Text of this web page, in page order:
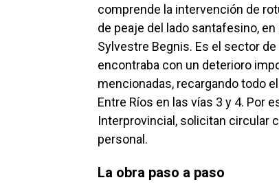
comprende la intervención de
de peaje del lado santafesino,
Sylvestre Begnis. Es el sector
encontraba con un deterioro
mencionadas, recargando todo
Entre Ríos en las vías 3 y 4. Por
Interprovincial, solicitan circular
personal.
La obra paso a paso